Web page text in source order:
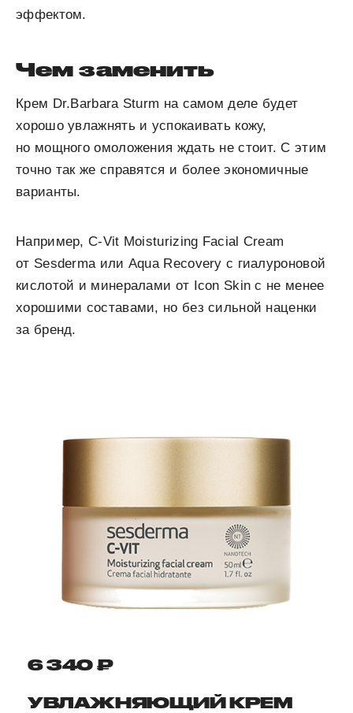
эффектом.
Чем заменить
Крем Dr.Barbara Sturm на самом деле будет
хорошо увлажнять и успокаивать кожу,
но мощного омоложения ждать не стоит. С этим
точно так же справятся и более экономичные
варианты.
Например, C-Vit Moisturizing Facial Cream
от Sesderma или Aqua Recovery с гиалуроновой
кислотой и минералами от Icon Skin c не менее
хорошими составами, но без сильной наценки
за бренд.
6 340 ₽
УВЛАЖНЯЮЩИЙ КРЕМ